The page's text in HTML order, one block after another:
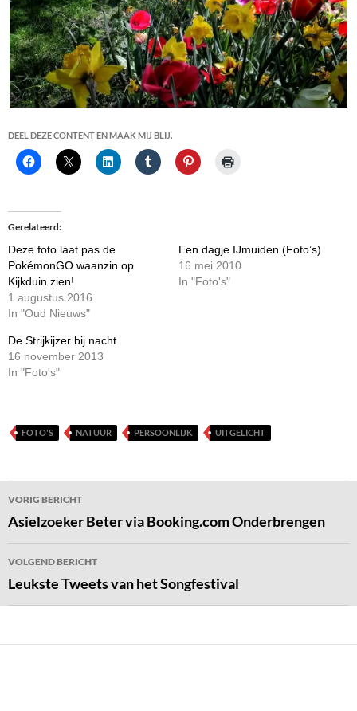
DEEL DEZE CONTENT EN MAAK MIJ BLIJ.
Gerelateerd
Deze foto laat pas de
PokémonGO waanzin op
Kijkduin zien!
1 augustus 2016
In "Oud Nieuws"
Een dagje IJmuiden (Foto’s)
16 mei 2010
In "Foto's"
De Strijkijzer bij nacht
16 november 2013
In "Foto's"
FOTO'S NATUUR PERSOONLIJK UITGELICHT
Bericht
navigatie
VORIG BERICHT
Asielzoeker Beter via Booking.com Onderbrengen
VOLGEND BERICHT
Leukste Tweets van het Songfestival